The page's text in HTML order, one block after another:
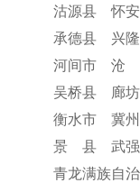
沽源县 怀
承德县 兴
河间市 沧
吴桥县 廊
衡水市 冀
景 县 武强
青龙满族自